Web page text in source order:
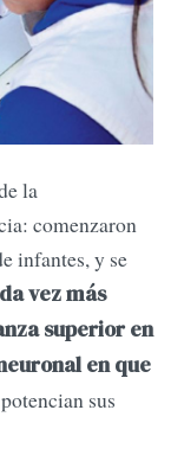
la
comenzaron
infantes, y se
vez más
superior en
en que
sus